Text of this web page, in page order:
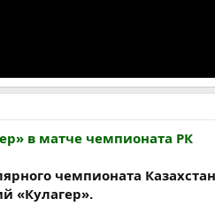
в матче чемпионата РК
чемпионата
«Кулагер».